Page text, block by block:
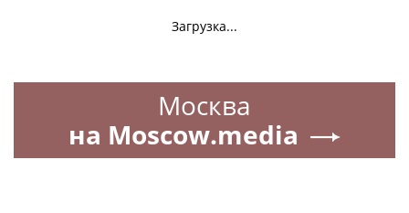
Загрузка...
Москва
на Moscow.media